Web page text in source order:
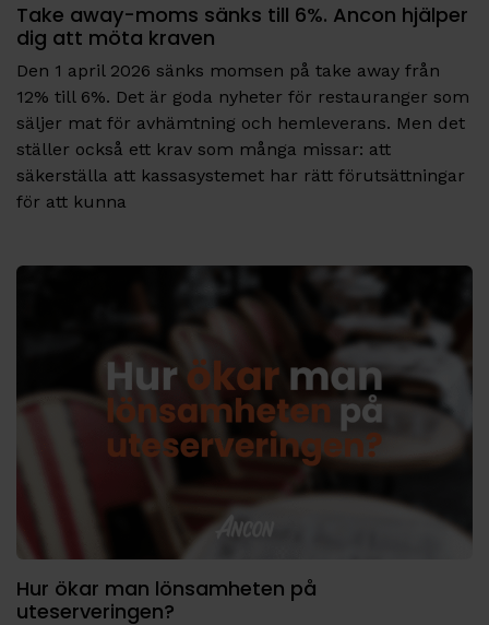
Take away-moms sänks till 6%. Ancon hjälper
dig att möta kraven
Den 1 april 2026 sänks momsen på take away från
12% till 6%. Det är goda nyheter för restauranger som
säljer mat för avhämtning och hemleverans. Men det
ställer också ett krav som många missar: att
säkerställa att kassasystemet har rätt förutsättningar
för att kunna
Hur ökar man lönsamheten på
uteserveringen?